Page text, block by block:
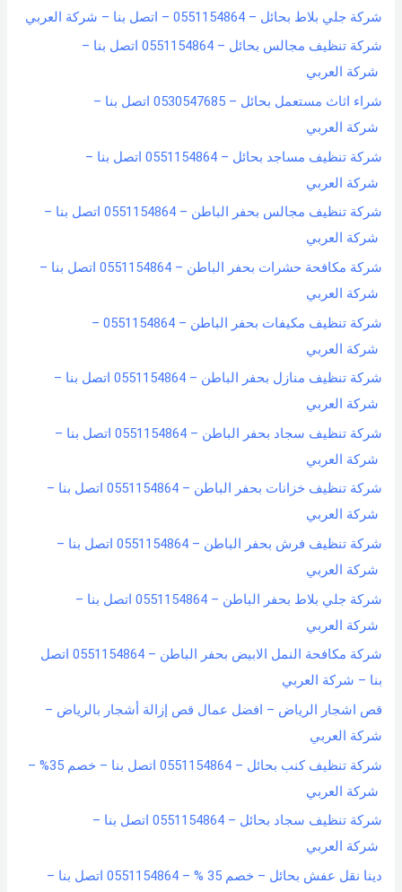
شركة جلي بلاط بحائل – 0551154864 – اتصل بنا – شركة العربي
شركة تنظيف مجالس بحائل – 0551154864 اتصل بنا –
شركة العربي
شراء اثاث مستعمل بحائل – 0530547685 اتصل بنا –
شركة العربي
شركة تنظيف مساجد بحائل – 0551154864 اتصل بنا –
شركة العربي
شركة تنظيف مجالس بحفر الباطن – 0551154864 اتصل بنا –
شركة العربي
شركة مكافحة حشرات بحفر الباطن – 0551154864 اتصل بنا –
شركة العربي
شركة تنظيف مكيفات بحفر الباطن – 0551154864 –
شركة العربي
شركة تنظيف منازل بحفر الباطن – 0551154864 اتصل بنا –
شركة العربي
شركة تنظيف سجاد بحفر الباطن – 0551154864 اتصل بنا –
شركة العربي
شركة تنظيف خزانات بحفر الباطن – 0551154864 اتصل بنا –
شركة العربي
شركة تنظيف فرش بحفر الباطن – 0551154864 اتصل بنا –
شركة العربي
شركة جلي بلاط بحفر الباطن – 0551154864 اتصل بنا –
شركة العربي
شركة مكافحة النمل الابيض بحفر الباطن – 0551154864 اتصل
بنا – شركة العربي
قص اشجار الرياض – افضل عمال قص إزالة أشجار بالرياض –
شركة العربي
شركة تنظيف كنب بحائل – 0551154864 اتصل بنا – خصم 35% –
شركة العربي
شركة تنظيف سجاد بحائل – 0551154864 اتصل بنا –
شركة العربي
دينا نقل عفش بحائل – خصم 35 % – 0551154864 اتصل بنا –